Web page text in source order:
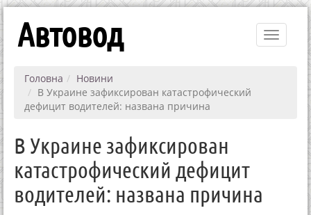
Toggle
Автовод
Головна
Новини
В Украине зафиксирован катастрофический
дефицит водителей: названа причина
В Украине зафиксирован
катастрофический дефицит
водителей: названа причина